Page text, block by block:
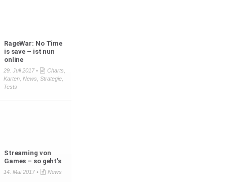
RageWar: No Time
is save – ist nun
online
29. Juli 2017 • Charts
Karten, News Strategie,
Tests
Streaming von
Games – so geht’s
14. Mai 2017 • News